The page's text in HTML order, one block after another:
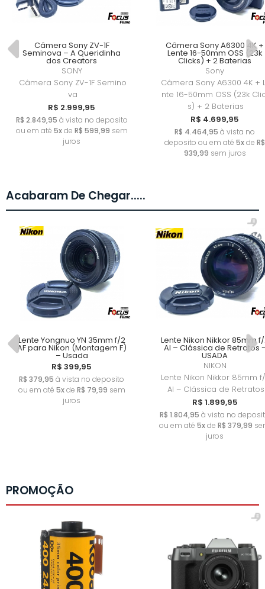
Câmera Sony ZV-1F
Seminova – A Queridinha
dos Creators
SONY
Câmera Sony ZV-1F Semino
va
R$ 2.999,95
R$ 2.849,95 à vista no deposito
ou em até 5xde R$ 599,99 sem
juros
Câmera Sony A6300 4K +
Lente 16-50mm OSS (23k
Clicks) + 2 Baterias
Sony
Câmera Sony A6300 4K +
nte 16-50mm OSS (23k
s) + 2 Baterias
R$ 4.699,95
R$ 4.464,95 à vista no
deposito ou em até 5xde R$
939,99 sem juros
Acabaram De Chegar.....
Lente Yongnuo YN 35mm f/2
AF para Nikon (Montagem F)
– Usada
R$ 399,95
R$ 379,95 à vista no deposito
ou em até 5xde R$ 79,99 sem
juros
Lente Nikon Nikkor 85mm
AI – Clássica de Retratos -
USADA
NIKON
Lente Nikon Nikkor 85mm
AI – Clássica de Retratos
R$ 1.899,95
R$ 1.804,95 à vista no
ou em até 5xde R$ 379,99
juros
PROMOÇÃO